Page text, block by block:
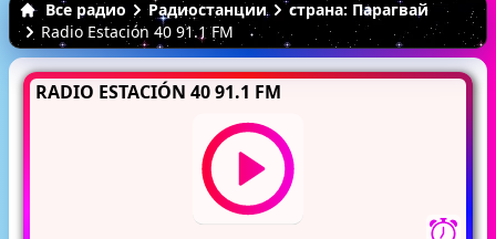
Все радио Радиостанции
страна: Парагвай
Radio Estación 40 91.1 FM
RADIO ESTACIÓN 40 91.1 FM